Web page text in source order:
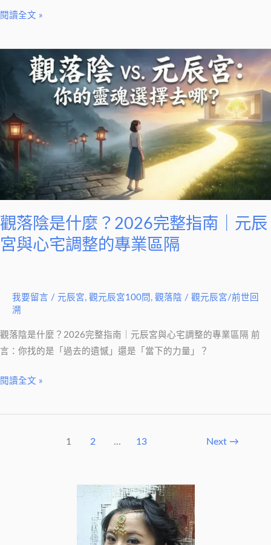
感
修
指
南
閱讀全文 »
觀落陰是什麼？2026完整指南｜元辰
宮與心宅調整的專業區隔
我要留言 / 元辰宮, 觀元辰宮100問 , 觀落陰 / 觀元辰宮/前世回
溯
觀落陰是什麼？2026完整指南｜元辰宮與心宅調整的專業區隔 前
言：你找的是「過去的遺憾」還是「當下的力量」？
什
麼？
2026
完
南
｜
元
宅
調
的
業
閱讀全文 »
1 2 ... 13 Next →